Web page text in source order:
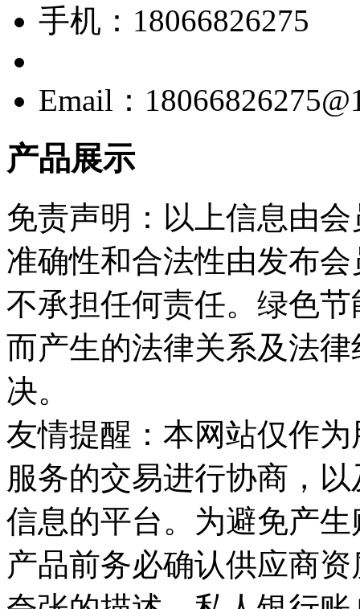
手机：18066826275
Email：
产品展示
免责声明：以上信息由
准确性和合法性由发布
不承担任何责任。绿色
而产生的法律关系及法
决。
友情提醒：本网站仅作
服务的交易进行协商，
信息的平台。为避免产
产品前务必确认供应商